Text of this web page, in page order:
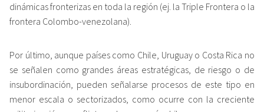
dinámicas fronterizas en toda la región (ej. la Triple Frontera o la
frontera Colombo-venezolana).
Por último, aunque países como Chile, Uruguay o Costa Rica no
se señalen como grandes áreas estratégicas, de riesgo o de
insubordinación, pueden señalarse procesos de este tipo en
menor escala o sectorizados, como ocurre con la creciente